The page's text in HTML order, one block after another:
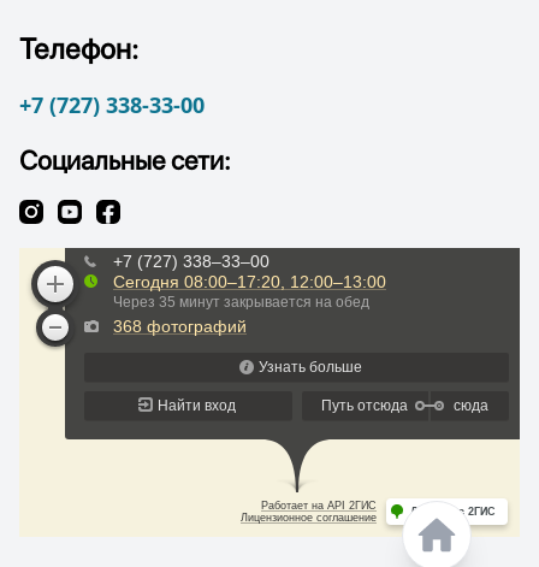
Телефон:
+7 (727) 338-33-00
Социальные сети: